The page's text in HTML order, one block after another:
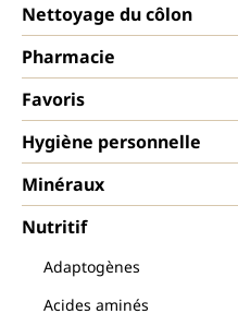
Nettoyage du côlon
Pharmacie
Favoris
Hygiène personnelle
Minéraux
Nutritif
Adaptogènes
Acides aminés